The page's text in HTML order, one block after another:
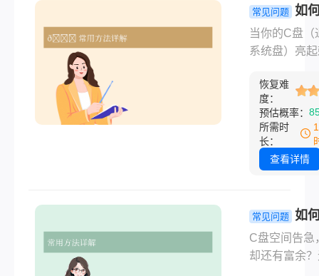
单，新手也
掌握。
常见问题 如
盘空间分给
三种常用方
当你的C盘（
系统盘）亮
空间不足时
焦虑感想必
都体会过。
序、系统更
时文件都在
邻分区）还
的空间，一
的想法就是
部分空间“挪”
恢复难
度：
预估概率：
所需时
长：
查看详情
常见问题 如
盘空间分给
删除d盘文
C盘空间告急
却还有富余